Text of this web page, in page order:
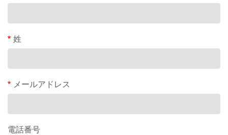
姓
メールアドレス
電話番号